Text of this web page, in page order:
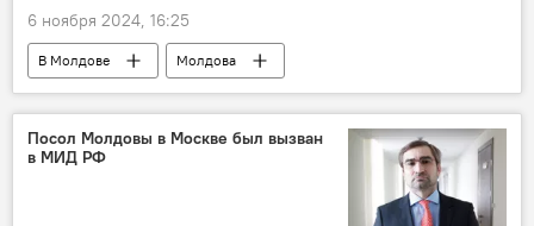
6 ноября 2024, 16:25
В Молдове
Молдова
Министерство обороны
Посол Молдовы в Москве был вызван
в МИД РФ